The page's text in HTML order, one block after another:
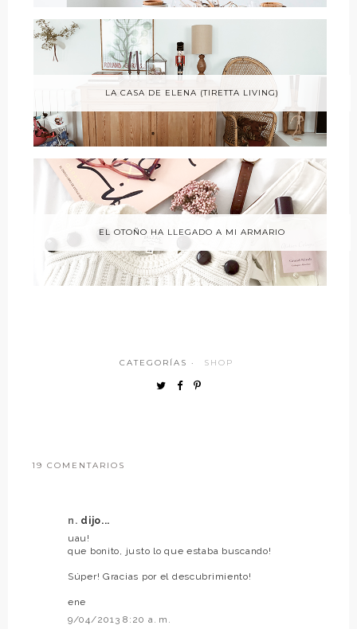
LA CASA DE ELENA (TIRETTA LIVING)
EL OTOÑO HA LLEGADO A MI ARMARIO
CATEGORÍAS · SHOP
19 COMENTARIOS
n. dijo...
uau!
que bonito, justo lo que estaba buscando!
Súper! Gracias por el descubrimiento!
ene
9/04/2013 8:20 a. m.